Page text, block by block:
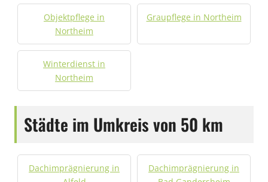
Objektpflege in
Northeim
Graupflege in Northeim
Winterdienst in
Northeim
Städte im Umkreis von 50 km
Dachimprägnierung in
Dachimprägnierung in